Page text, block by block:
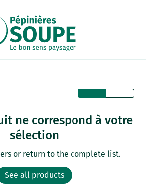
ne correspond à votre
sélection
or return to the complete list.
See all products